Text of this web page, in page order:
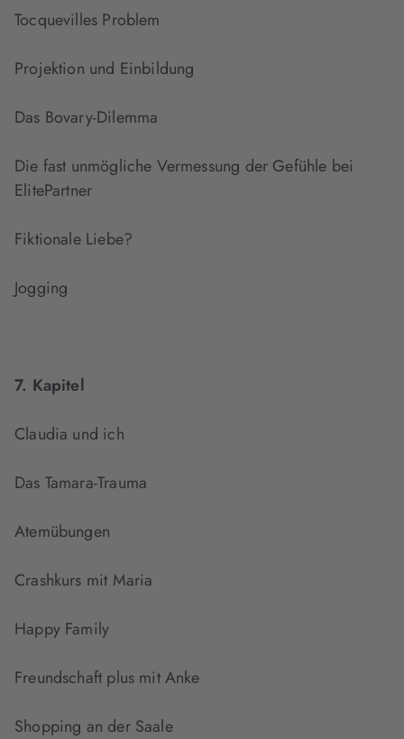
Tocquevilles Problem
Projektion und Einbildung
Das Bovary-Dilemma
Die fast unmögliche Vermessung der Gefühle bei
ElitePartner
Fiktionale Liebe?
Jogging
7. Kapitel
Claudia und ich
Das Tamara-Trauma
Atemübungen
Crashkurs mit Maria
Happy Family
Freundschaft plus mit Anke
Shopping an der Saale